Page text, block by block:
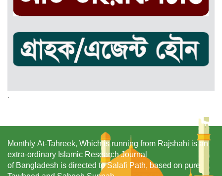
.
Monthly At-Tahreek, Which is running from Rajshahi is an
extra-ordinary Islamic Research Journal
of Bangladesh is directed to Salafi Path, based on pure